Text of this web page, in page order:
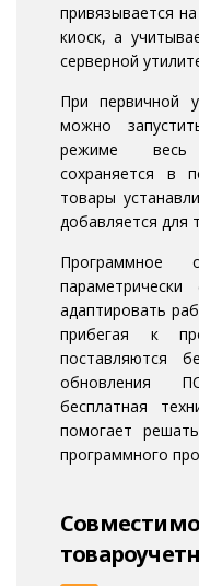
привязывается
киоск, а
серверной
При первичной
можно
режиме весь
сохраняется в
товары
добавляется для
Программное
адаптировать
прибегая к
поставляются
обновления
бесплатная
помогает
программного